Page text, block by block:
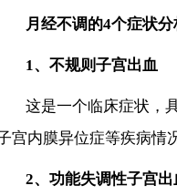
月经不调的4个症状分
1、不规则子宫出血
这是一个临床症状，具
宫内膜异位症等疾病情
2、功能失调性子宫出